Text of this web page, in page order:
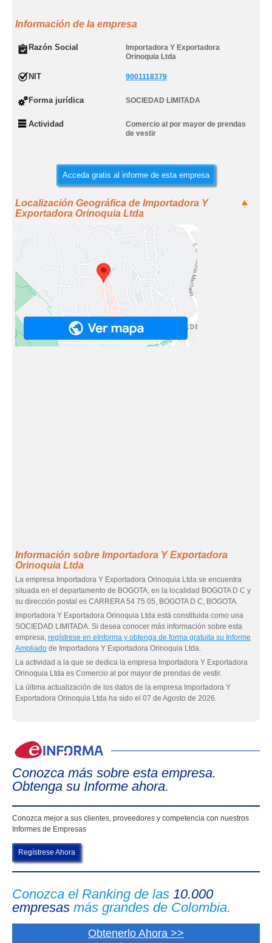
Información de la empresa
Razón Social
Importadora Y Exportadora
Orinoquia Ltda
NIT 9001118379
Forma jurídica SOCIEDAD LIMITADA
Actividad
Comercio al por mayor de prendas
de vestir
Acceda gratis al informe de esta empresa
Localización Geográfica de Importadora Y
Exportadora Orinoquia Ltda
Información sobre Importadora Y Exportadora
Orinoquia Ltda
La empresa Importadora Y Exportadora Orinoquia Ltda se encuentra
situada en el departamento de BOGOTA, en la localidad BOGOTA D C y
su dirección postal es CARRERA 54 75 05, BOGOTA D C, BOGOTA.
Importadora Y Exportadora Orinoquia Ltda está constituida como una
SOCIEDAD LIMITADA. Si desea conocer más información sobre esta
empresa, regístrese en eInforma y obtenga de forma gratuita su Informe
Ampliado de Importadora Y Exportadora Orinoquia Ltda.
La actividad a la que se dedica la empresa Importadora Y Exportadora
Orinoquia Ltda es Comercio al por mayor de prendas de vestir.
La última actualización de los datos de la empresa Importadora Y
Exportadora Orinoquia Ltda ha sido el 07 de Agosto de 2026.
Conozca más sobre esta empresa.
Obtenga su Informe ahora.
Conozca mejor a sus clientes, proveedores y competencia con nuestros
Informes de Empresas
Regístrese Ahora
Conozca el Ranking de las 10.000
empresas más grandes de Colombia.
Obtenerlo Ahora >>